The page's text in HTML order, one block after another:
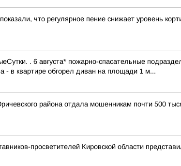
что регулярное пение снижает уровень
. 6 августа* пожарно-спасательные
- в квартире обгорел диван на площади 1 м...
района отдала мошенникам почти 500
просветителей Кировской области